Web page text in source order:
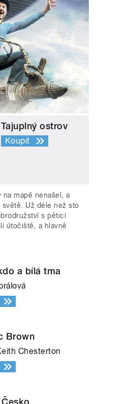
Tajuplný ostrov
Koupit
mapě nenašel, a
Už déle než sto
s pěticí
útočiště, a hlavně
a bílá tma
Brown
Chesterton